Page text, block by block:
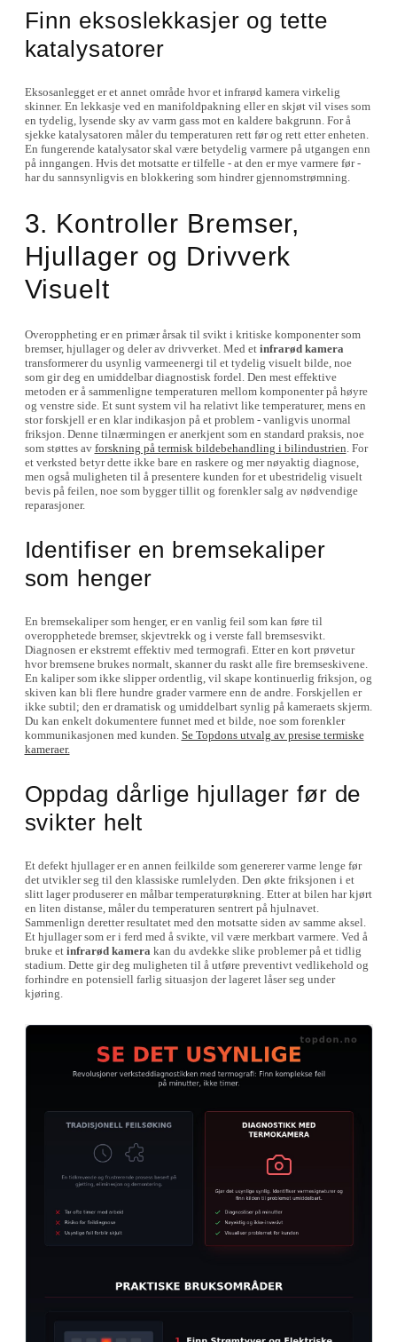
Finn eksoslekkasjer og tette
katalysatorer
Eksosanlegget er et annet område hvor et infrarød kamera virkelig
skinner. En lekkasje ved en manifoldpakning eller en skjøt vil vises som
en tydelig, lysende sky av varm gass mot en kaldere bakgrunn. For å
sjekke katalysatoren måler du temperaturen rett før og rett etter enheten.
En fungerende katalysator skal være betydelig varmere på utgangen enn
på inngangen. Hvis det motsatte er tilfelle - at den er mye varmere før -
har du sannsynligvis en blokkering som hindrer gjennomstrømning.
3. Kontroller Bremser,
Hjullager og Drivverk
Visuelt
Overoppheting er en primær årsak til svikt i kritiske komponenter som
bremser, hjullager og deler av drivverket. Med et infrarød kamera
transformerer du usynlig varmeenergi til et tydelig visuelt bilde, noe
som gir deg en umiddelbar diagnostisk fordel. Den mest effektive
metoden er å sammenligne temperaturen mellom komponenter på høyre
og venstre side. Et sunt system vil ha relativt like temperaturer, mens en
stor forskjell er en klar indikasjon på et problem - vanligvis unormal
friksjon. Denne tilnærmingen er anerkjent som en standard praksis, noe
som støttes av forskning på termisk bildebehandling i bilindustrien. For
et verksted betyr dette ikke bare en raskere og mer nøyaktig diagnose,
men også muligheten til å presentere kunden for et ubestridelig visuelt
bevis på feilen, noe som bygger tillit og forenkler salg av nødvendige
reparasjoner.
Identifiser en bremsekaliper
som henger
En bremsekaliper som henger, er en vanlig feil som kan føre til
overopphetede bremser, skjevtrekk og i verste fall bremsesvikt.
Diagnosen er ekstremt effektiv med termografi. Etter en kort prøvetur
hvor bremsene brukes normalt, skanner du raskt alle fire bremseskivene.
En kaliper som ikke slipper ordentlig, vil skape kontinuerlig friksjon, og
skiven kan bli flere hundre grader varmere enn de andre. Forskjellen er
ikke subtil; den er dramatisk og umiddelbart synlig på kameraets skjerm.
Du kan enkelt dokumentere funnet med et bilde, noe som forenkler
kommunikasjonen med kunden. Se Topdons utvalg av presise termiske
kameraer.
Oppdag dårlige hjullager før de
svikter helt
Et defekt hjullager er en annen feilkilde som genererer varme lenge før
det utvikler seg til den klassiske rumlelyden. Den økte friksjonen i et
slitt lager produserer en målbar temperaturøkning. Etter at bilen har kjørt
en liten distanse, måler du temperaturen sentrert på hjulnavet.
Sammenlign deretter resultatet med den motsatte siden av samme aksel.
Et hjullager som er i ferd med å svikte, vil være merkbart varmere. Ved å
bruke et infrarød kamerakan du avdekke slike problemer på et tidlig
stadium. Dette gir deg muligheten til å utføre preventivt vedlikehold og
forhindre en potensiell farlig situasjon der lageret låser seg under
kjøring.